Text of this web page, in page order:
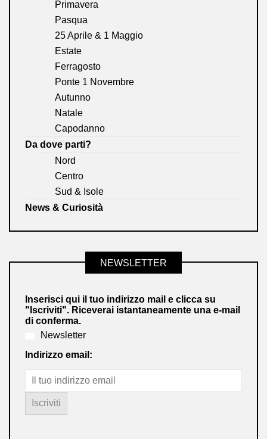
Primavera
Pasqua
25 Aprile & 1 Maggio
Estate
Ferragosto
Ponte 1 Novembre
Autunno
Natale
Capodanno
Da dove parti?
Nord
Centro
Sud & Isole
News & Curiosità
NEWSLETTER
Inserisci qui il tuo indirizzo mail e clicca su
"Iscriviti". Riceverai istantaneamente una e-mail
di conferma.
Newsletter
Indirizzo email: